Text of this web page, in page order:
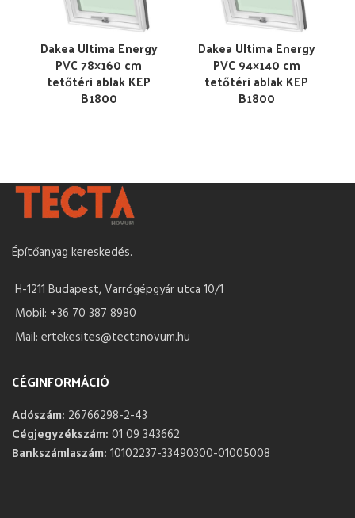
Dakea Ultima Energy
PVC 78×160 cm
tetőtéri ablak KEP
B1800
Dakea Ultima Energy
PVC 94×140 cm
tetőtéri ablak KEP
B1800
Építőanyag kereskedés.
H-1211 Budapest, Varrógépgyár utca 10/1
Mobil: +36 70 387 8980
Mail: ertekesites@tectanovum.hu
CÉGINFORMÁCIÓ
Adószám: 26766298-2-43
Cégjegyzékszám: 01 09 343662
Bankszámlaszám: 10102237-33490300-01005008